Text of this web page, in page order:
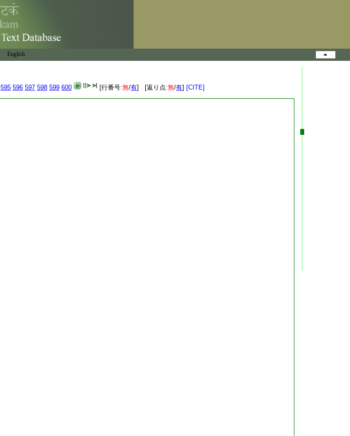
English
595 596 597 598 599 600 [行番号:無/有] [返り点:無/有] [CITE]